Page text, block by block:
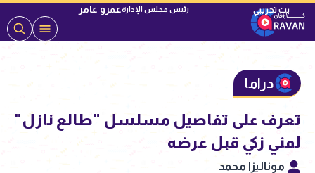
رئيس مجلس الإدارةعمرو عامر
دراما
تعرف على تفاصيل مسلسل "طالع نازل"
لمني زكي قبل عرضه
موناليزا محمد